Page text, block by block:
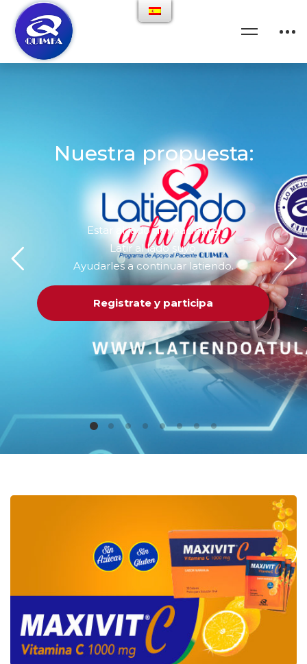
Nuestra propuesta:
Registrate y participa
Estar al lado del paciente.
Latir al lado suyo.
Ayudarles a continuar latiendo.